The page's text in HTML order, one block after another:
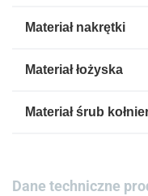
Materiał nakrętki
Materiał łożyska
Materiał śrub
Dane techniczne